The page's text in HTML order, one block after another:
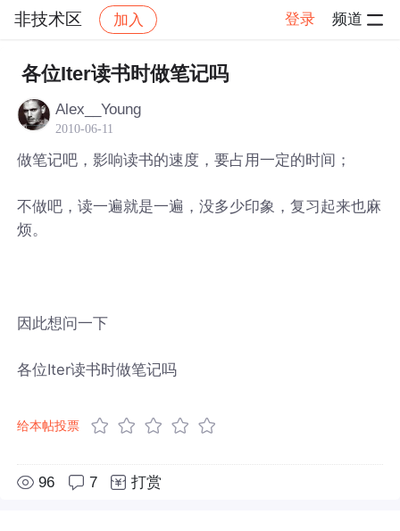
非技术区 加入 登录 频道
社区 非技术区 帖子详情
各位Iter读书时做笔记吗
Alex__Young
2010-06-11
做笔记吧，影响读书的速度，要占用一定的时间；
不做吧，读一遍就是一遍，没多少印象，复习起来也麻
烦。
因此想问一下
各位Iter读书时做笔记吗
给本帖投票
96 7 打赏